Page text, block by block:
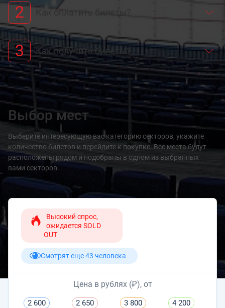
2 Как оплатить билеты?
3 Как получить билеты?
Выбор мест
Выберите интересующую вас категорию секторов, укажите
количество билетов и перейдите к покупке. Все места будут
расположены рядом и подобраны в одном из выбранных
вами секторов.
Высокий спрос,
ожидается SOLD
OUT
Смотрят еще 43 человека
Цена в рублях (₽), от
2 600 2 650 3 800
4 200